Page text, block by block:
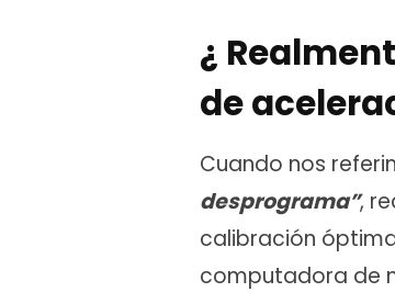
¿
de
Cuando nos
desprograma”,
calibración
computadora de